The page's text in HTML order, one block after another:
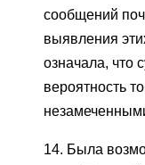
сообщений
выявления
означала, что
вероятность
14. Была